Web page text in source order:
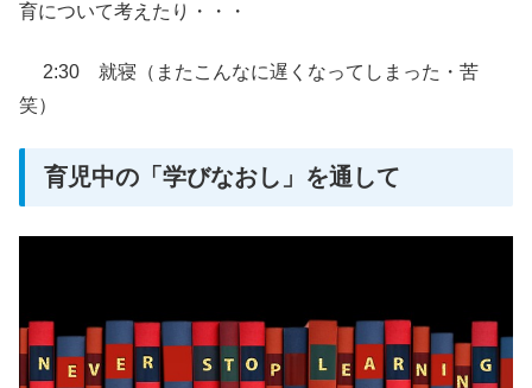
育について考えたり・・・
2:30 就寝（またこんなに遅くなってしまった・苦
笑）
育児中の「学びなおし」を通して